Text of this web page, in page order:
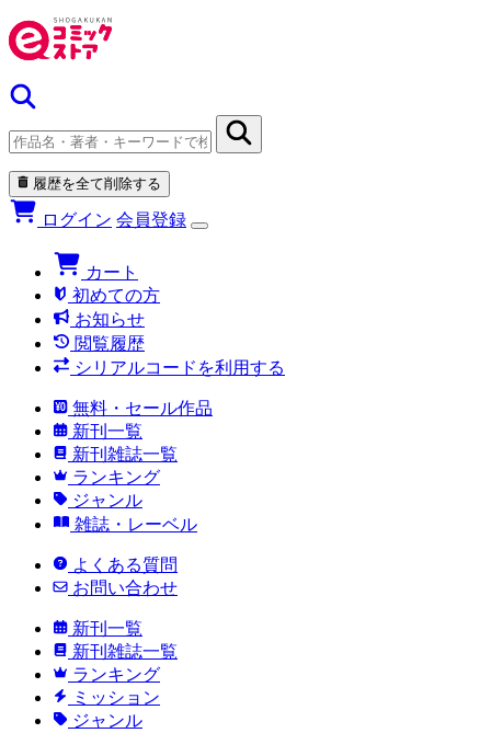
履歴を全て削除する
ログイン 会員登録
カート
初めての方
お知らせ
閲覧履歴
シリアルコードを利用する
無料・セール作品
新刊一覧
新刊雑誌一覧
ランキング
ジャンル
雑誌・レーベル
よくある質問
お問い合わせ
新刊一覧
新刊雑誌一覧
ランキング
ミッション
ジャンル